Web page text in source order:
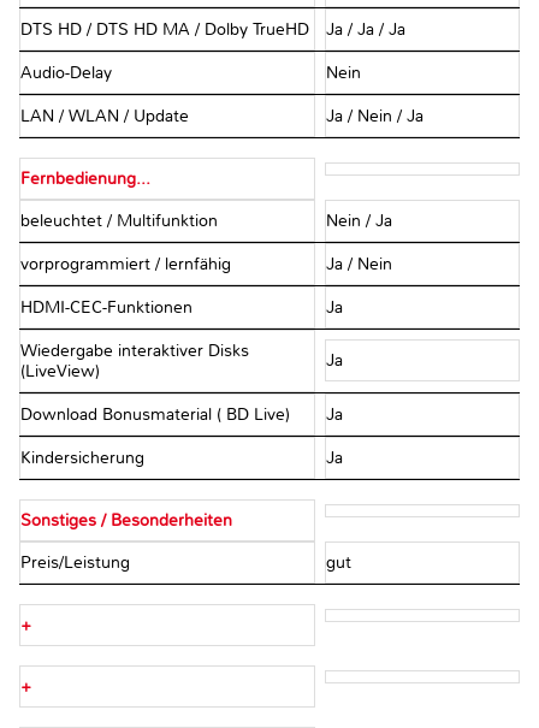
DTS HD / DTS HD MA / Dolby TrueHD Ja / Ja / Ja
Audio-Delay Nein
LAN / WLAN / Update Ja / Nein / Ja
Fernbedienung...
beleuchtet / Multifunktion Nein / Ja
vorprogrammiert / lernfähig Ja / Nein
HDMI-CEC-Funktionen Ja
Wiedergabe interaktiver Disks
(LiveView)
Ja
Download Bonusmaterial ( BD Live) Ja
Kindersicherung Ja
Sonstiges / Besonderheiten
Preis/Leistung gut
+
+